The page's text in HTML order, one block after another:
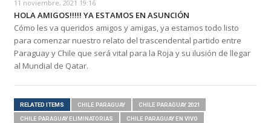
11 noviembre, 2021 19:16
HOLA AMIGOS!!!!! YA ESTAMOS EN ASUNCIÓN
Cómo les va queridos amigos y amigas, ya estamos todo listo
para comenzar nuestro relato del trascendental partido entre
Paraguay y Chile que será vital para la Roja y su ilusión de llegar
al Mundial de Qatar.
RELATED ITEMS CHILE PARAGUAY CHILE PARAGUAY 2021
CHILE PARAGUAY ELIMINATORIAS CHILE PARAGUAY EN VIVO